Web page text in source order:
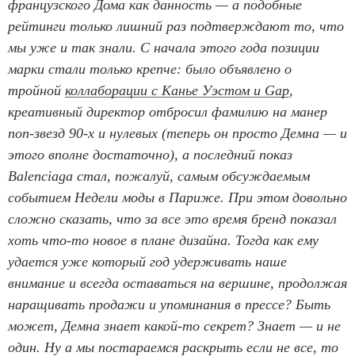
французского Дома как данность — а подобные
рейтинги только лишний раз подтверждают то, что
мы уже и так знали. С начала этого года позиции
марки стали только крепче: было объявлено о
тройной коллаборации с Канье Уэстом и Gap,
креативный директор отбросил фамилию на манер
поп-звезд 90-х и нулевых (теперь он просто Демна — и
этого вполне достаточно), а последний показ
Balenciaga стал, пожалуй, самым обсуждаемым
событием Недели моды в Париже. При этом довольно
сложно сказать, что за все это время бренд показал
хоть что-то новое в плане дизайна. Тогда как ему
удается уже который год удерживать наше
внимание и всегда оставаться на вершине, продолжая
наращивать продажи и упоминания в прессе? Быть
может, Демна знает какой-то секрет? Знает — и не
один. Ну а мы постараемся раскрыть если не все, то